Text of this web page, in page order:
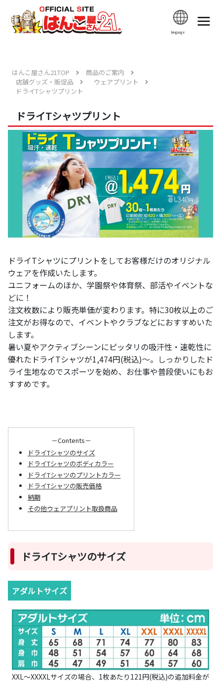
language
はんこ屋さん21TOP
商品のご案内
店舗グッズ・販促品
ウェアプリント
ドライTシャツプリント
ドライTシャツプリント
ドライTシャツにプリントをしてお客様だけのオリジナル
ウェアを作成いたします。
ユニフォームのほか、学園祭や体育祭、部活やイベントな
どに！
注文枚数により販売単価が変わります。特に30枚以上のご
注文がお得なので、イベントやクラブなどにおすすめいた
します。
暑い夏やアクティブシーンにピッタリの吸汗性・速乾性に
優れたドライTシャツが1,474円(税込)～。しっかりしたド
ライ生地なのでスポーツを始め、お仕事や普段使いにもお
すすめです。
－Contents－
ドライTシャツのサイズ
ドライTシャツのボディカラー
ドライTシャツのプリントカラー
ドライTシャツの販売価格
納期
その他ウェアプリント取扱商品
ドライTシャツのサイズ
アダルトサイズ
XXL～XXXXLサイズの場合、1枚あたり121円(税込)の追加料金が